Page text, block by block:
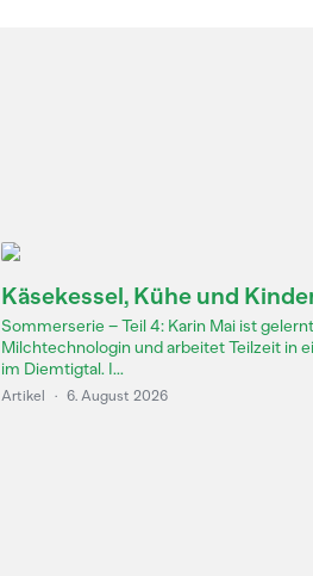
Käsekessel, Kühe und
Sommerserie – Teil 4: Karin Mai ist
Milchtechnologin und arbeitet Teilzeit in
im Diemtigtal. I...
Artikel · 6. August 2026